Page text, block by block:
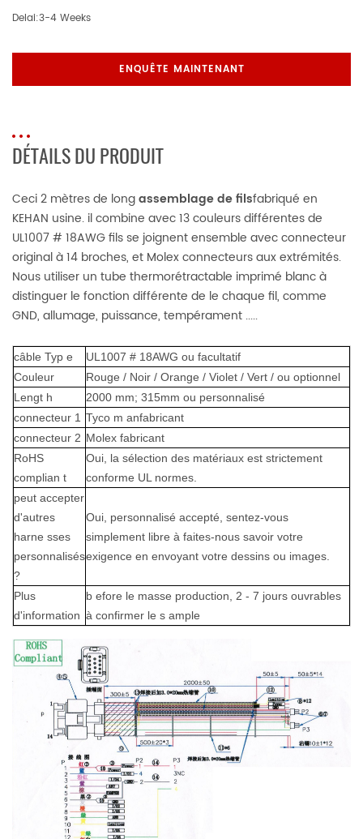
Delai:3-4 Weeks
ENQUÊTE MAINTENANT
DÉTAILS DU PRODUIT
Ceci 2 mètres de longassemblage de filsfabriqué en
KEHAN usine. il combine avec 13 couleurs différentes de
UL1007 # 18AWG fils se joignent ensemble avec connecteur
original à 14 broches, et Molex connecteurs aux extrémités.
Nous utiliser un tube thermorétractable imprimé blanc à
distinguer le fonction différente de le chaque fil, comme
GND, allumage, puissance, tempérament .....
câble Typ e
UL1007 # 18AWG ou facultatif
Couleur
Rouge / Noir / Orange / Violet / Vert / ou optionnel
Lengt h 2000 mm; 315mm ou personnalisé
connecteur 1 Tyco m anfabricant
connecteur 2 Molex fabricant
RoHS
complian t
Oui, la sélection des matériaux est strictement
conforme UL normes.
peut accepter
d'autres
harne sses
personnalisés
?
Oui, personnalisé accepté, sentez-vous
simplement libre à faites-nous savoir votre
exigence en envoyant votre dessins ou images.
Plus
d'information
b efore le masse production, 2 - 7 jours ouvrables
à confirmer le s ample